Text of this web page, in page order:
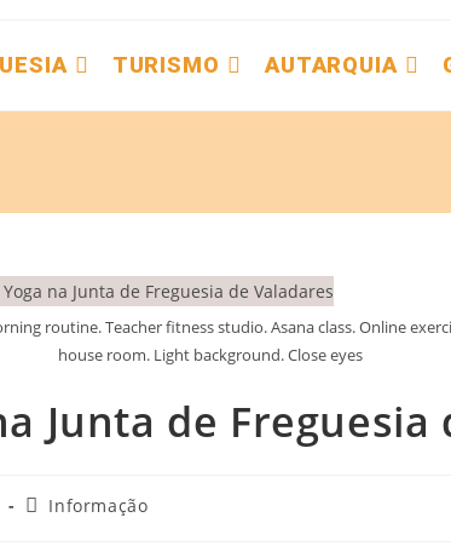
TURISMO AUTARQUIA
routine. Teacher fitness studio. Asana class. Online
house room. Light background. Close eyes
Junta de Freguesia
Informação